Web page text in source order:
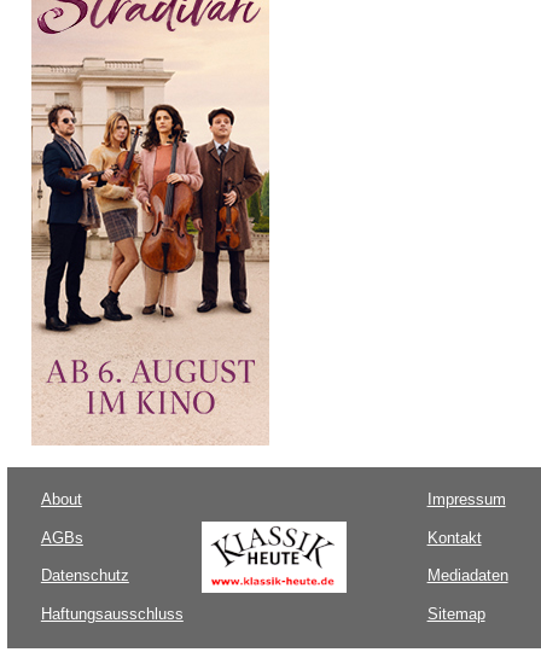
About
AGBs
Datenschutz
Haftungsausschluss
Impressum
Kontakt
Mediadaten
Sitemap